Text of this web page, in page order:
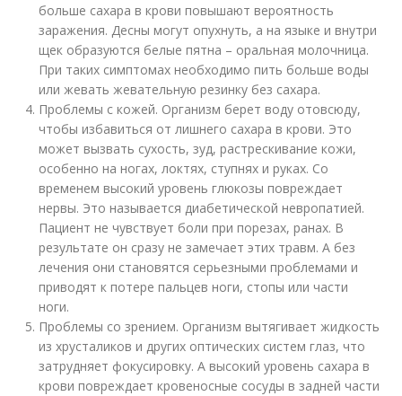
больше сахара в крови повышают вероятность
заражения. Десны могут опухнуть, а на языке и внутри
щек образуются белые пятна – оральная молочница.
При таких симптомах необходимо пить больше воды
или жевать жевательную резинку без сахара.
Проблемы с кожей. Организм берет воду отовсюду,
чтобы избавиться от лишнего сахара в крови. Это
может вызвать сухость, зуд, растрескивание кожи,
особенно на ногах, локтях, ступнях и руках. Со
временем высокий уровень глюкозы повреждает
нервы. Это называется диабетической невропатией.
Пациент не чувствует боли при порезах, ранах. В
результате он сразу не замечает этих травм. А без
лечения они становятся серьезными проблемами и
приводят к потере пальцев ноги, стопы или части
ноги.
Проблемы со зрением. Организм вытягивает жидкость
из хрусталиков и других оптических систем глаз, что
затрудняет фокусировку. А высокий уровень сахара в
крови повреждает кровеносные сосуды в задней части